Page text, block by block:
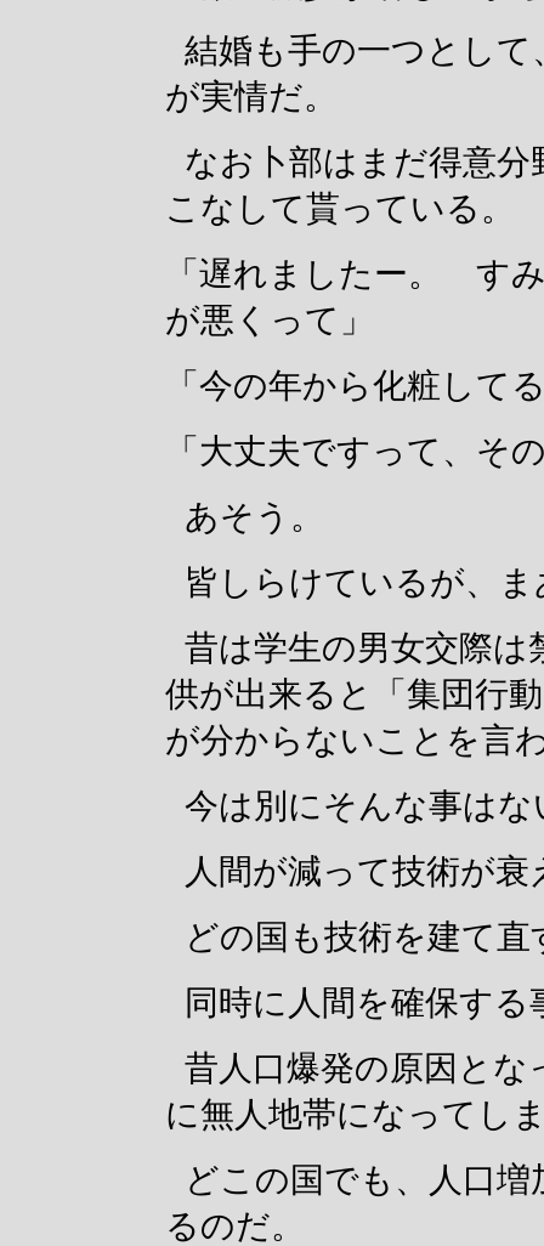
結婚も手の一つとし
が実情だ。
なお卜部はまだ得意
こなして貰っている。
「遅れましたー。 す
が悪くって」
「今の年から化粧し
「大丈夫ですって、そ
あそう。
皆しらけているが、
昔は学生の男女交際
供が出来ると「集団行
が分からないことを言
今は別にそんな事はな
人間が減って技術が
どの国も技術を建て
同時に人間を確保す
昔人口爆発の原因と
に無人地帯になってし
どこの国でも、人口
るのだ。